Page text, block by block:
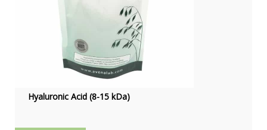
Hyaluronic Acid (8-15 kDa)